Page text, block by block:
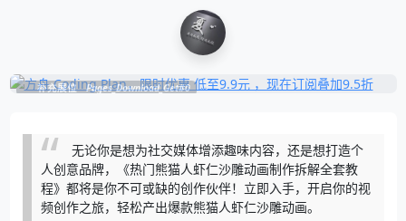
补充展位 Pages_Download_Get#0
无论你是想为社交媒体增添趣味内容，还是想打造个
人创意品牌，《热门熊猫人虾仁沙雕动画制作拆解全套教
程》都将是你不可或缺的创作伙伴！立即入手，开启你的视
频创作之旅，轻松产出爆款熊猫人虾仁沙雕动画。